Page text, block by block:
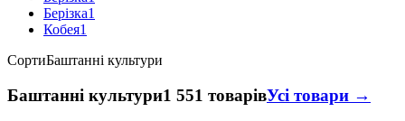
Берізка1
Кобея1
СортиБаштанні культури
Баштанні культури1 551 товарівУсі товари →